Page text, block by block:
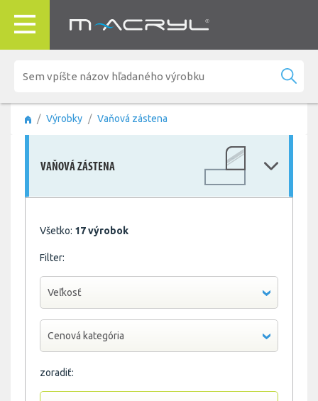
Výrobky Vaňová zástena
VAŇOVÁ ZÁSTENA
Všetko: 17 výrobok
Filter:
Veľkosť
Cenová kategória
zoradiť: